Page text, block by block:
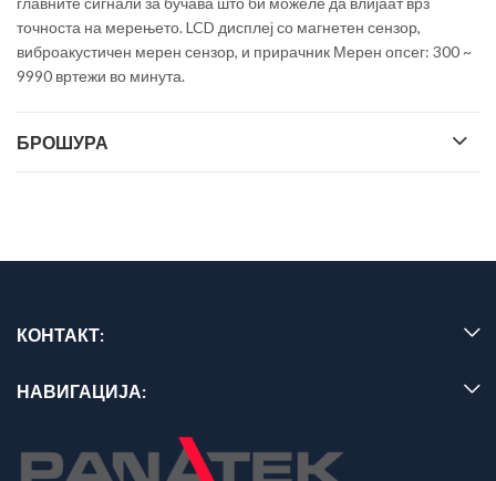
точноста на мерењето. LCD дисплеј со магнетен сензор,
виброакустичен мерен сензор, и прирачник Мерен опсег: 300 ~
9990 вртежи во минута.
БРОШУРА
КОНТАКТ:
НАВИГАЦИЈА: